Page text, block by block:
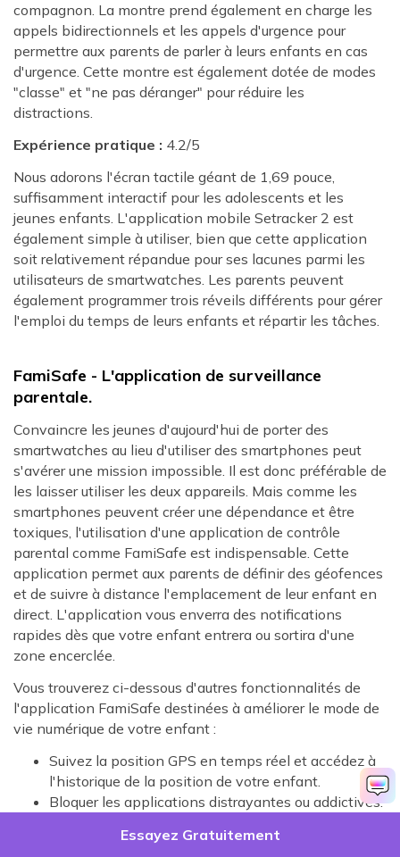
compagnon. La montre prend également en charge les
appels bidirectionnels et les appels d'urgence pour
permettre aux parents de parler à leurs enfants en cas
d'urgence. Cette montre est également dotée de modes
"classe" et "ne pas déranger" pour réduire les
distractions.
Expérience pratique : 4.2/5
Nous adorons l'écran tactile géant de 1,69 pouce,
suffisamment interactif pour les adolescents et les
jeunes enfants. L'application mobile Setracker 2 est
également simple à utiliser, bien que cette application
soit relativement répandue pour ses lacunes parmi les
utilisateurs de smartwatches. Les parents peuvent
également programmer trois réveils différents pour gérer
l'emploi du temps de leurs enfants et répartir les tâches.
FamiSafe - L'application de surveillance
parentale.
Convaincre les jeunes d'aujourd'hui de porter des
smartwatches au lieu d'utiliser des smartphones peut
s'avérer une mission impossible. Il est donc préférable de
les laisser utiliser les deux appareils. Mais comme les
smartphones peuvent créer une dépendance et être
toxiques, l'utilisation d'une application de contrôle
parental comme FamiSafe est indispensable. Cette
application permet aux parents de définir des géofences
et de suivre à distance l'emplacement de leur enfant en
direct. L'application vous enverra des notifications
rapides dès que votre enfant entrera ou sortira d'une
zone encerclée.
Vous trouverez ci-dessous d'autres fonctionnalités de
l'application FamiSafe destinées à améliorer le mode de
vie numérique de votre enfant :
Suivez la position GPS en temps réel et accédez à
l'historique de la position de votre enfant.
Bloquer les applications distrayantes ou addictives.
portables pour savoir ce qu'ils ont fait sur leur
Essayez Gratuitement